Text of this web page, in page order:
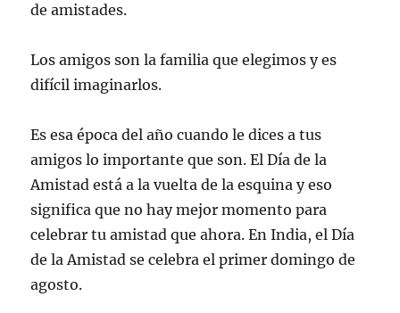
de amistades.
Los amigos son la familia que elegimos y es
difícil imaginarlos.
Es esa época del año cuando le dices a tus
amigos lo importante que son. El Día de la
Amistad está a la vuelta de la esquina y eso
significa que no hay mejor momento para
celebrar tu amistad que ahora. En India, el Día
de la Amistad se celebra el primer domingo de
agosto.